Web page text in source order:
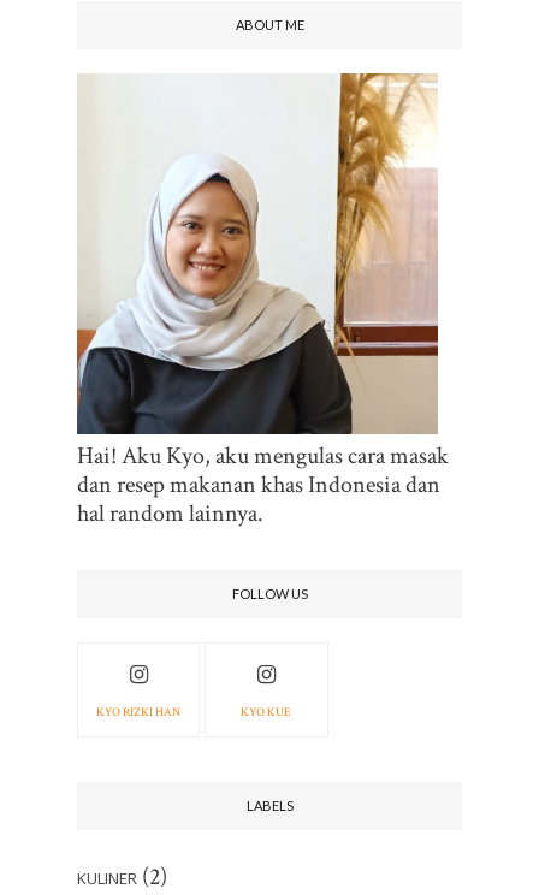
ABOUT ME
Hai! Aku Kyo, aku mengulas cara masak
dan resep makanan khas Indonesia dan
hal random lainnya.
FOLLOW US
KYO RIZKI HAN KYO KUE
LABELS
KULINER (2)